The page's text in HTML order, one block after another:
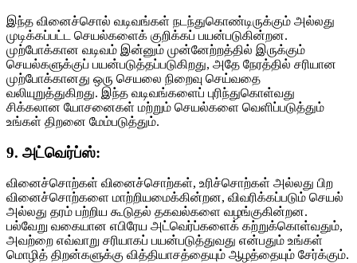
இந்த வினைச்சொல் வடிவங்கள் நடந்துகொண்டிருக்கும் அல்லது
முடிக்கப்பட்ட செயல்களைக் குறிக்கப் பயன்படுகின்றன.
முற்போக்கான வடிவம் இன்னும் முன்னேற்றத்தில் இருக்கும்
செயல்களுக்குப் பயன்படுத்தப்படுகிறது, அதே நேரத்தில் சரியான
முற்போக்கானது ஒரு செயலை நிறைவு செய்வதை
வலியுறுத்துகிறது. இந்த வடிவங்களைப் புரிந்துகொள்வது
சிக்கலான யோசனைகள் மற்றும் செயல்களை வெளிப்படுத்தும்
உங்கள் திறனை மேம்படுத்தும்.
9. அட்வெர்ப்ஸ்:
வினைச்சொற்கள் வினைச்சொற்கள், உரிச்சொற்கள் அல்லது பிற
வினைச்சொற்களை மாற்றியமைக்கின்றன, விவரிக்கப்படும் செயல்
அல்லது தரம் பற்றிய கூடுதல் தகவல்களை வழங்குகின்றன.
பல்வேறு வகையான எபிரேய அட்வெர்ப்களைக் கற்றுக்கொள்வதும்,
அவற்றை எவ்வாறு சரியாகப் பயன்படுத்துவது என்பதும் உங்கள்
மொழித் திறன்களுக்கு வித்தியாசத்தையும் ஆழத்தையும் சேர்க்கும்.